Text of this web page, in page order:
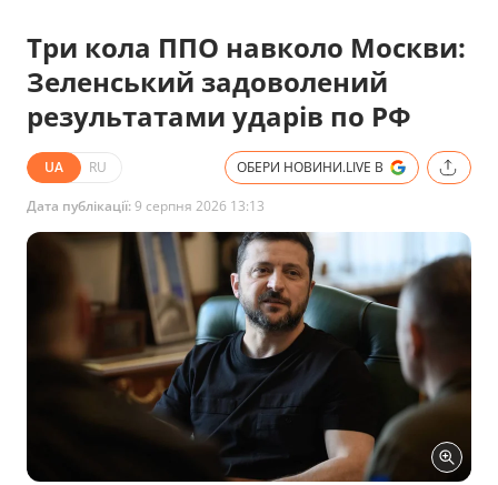
Три кола ППО навколо Москви:
Зеленський задоволений
результатами ударів по РФ
UA RU ОБЕРИ НОВИНИ.LIVE В
Дата публікації:9 серпня 2026 13:13